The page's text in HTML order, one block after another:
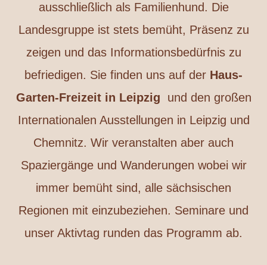
ausschließlich als Familienhund. Die
Landesgruppe ist stets bemüht, Präsenz zu
zeigen und das Informationsbedürfnis zu
befriedigen. Sie finden uns auf der Haus-
Garten-Freizeit in Leipzig und den großen
Internationalen Ausstellungen in Leipzig und
Chemnitz. Wir veranstalten aber auch
Spaziergänge und Wanderungen wobei wir
immer bemüht sind, alle sächsischen
Regionen mit einzubeziehen. Seminare und
unser Aktivtag runden das Programm ab.